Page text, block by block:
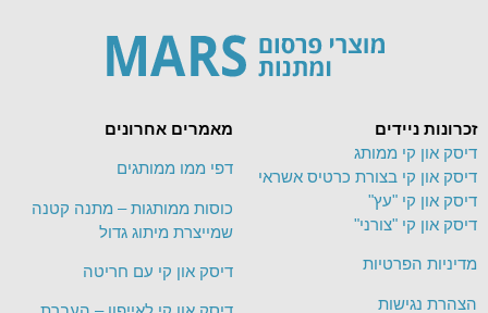
מאמרים אחרונים
דפי ממו ממותגים
כוסות ממותגות – מתנה קטנה
שמייצרת מיתוג גדול
דיסק און קי עם חריטה
זכרונות ניידים
דיסק און קי ממותג
דיסק און קי בצורת כרטיס אשראי
דיסק און קי "עץ"
דיסק און קי "צורני"
מדיניות הפרטיות
הצהרת נגישות